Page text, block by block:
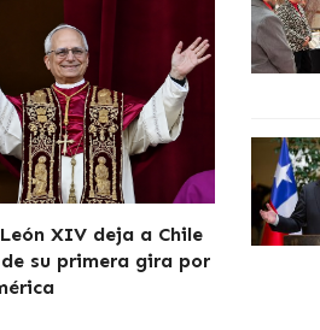
XIV deja a Chile
su primera gira por